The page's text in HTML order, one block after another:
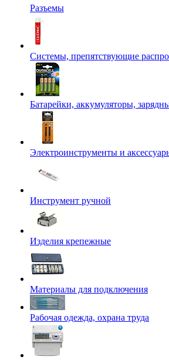
Разъемы
Системы, препятствующие
Батарейки, аккумуляторы,
Электроинструменты и
Инструмент ручной
Изделия крепежные
Материалы для подключения
Рабочая одежда, охрана труда